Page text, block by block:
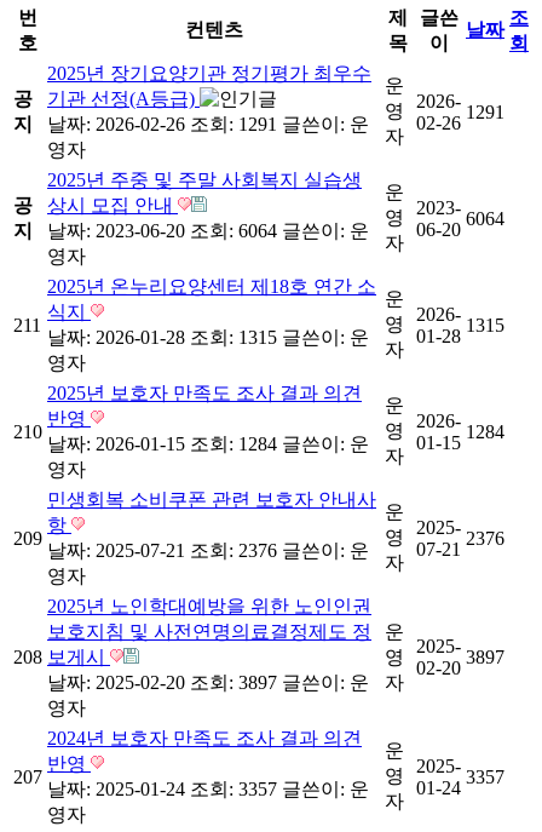
번
호
컨텐츠
제
목
글쓴
이
날짜
조
회
공
지
2025년 장기요양기관 정기평가 최우수
기관 선정(A등급)
날짜: 2026-02-26 조회: 1291 글쓴이: 운
영자
운
영
자
2026-
02-26
1291
공
지
2025년 주중 및 주말 사회복지 실습생
상시 모집 안내
날짜: 2023-06-20 조회: 6064 글쓴이: 운
영자
운
영
자
2023-
06-20
6064
211
2025년 온누리요양센터 제18호 연간 소
식지
날짜: 2026-01-28 조회: 1315 글쓴이: 운
영자
운
영
자
2026-
01-28
1315
210
2025년 보호자 만족도 조사 결과 의견
반영
날짜: 2026-01-15 조회: 1284 글쓴이: 운
영자
운
영
자
2026-
01-15
1284
209
민생회복 소비쿠폰 관련 보호자 안내사
항
날짜: 2025-07-21 조회: 2376 글쓴이: 운
영자
운
영
자
2025-
07-21
2376
208
2025년 노인학대예방을 위한 노인인권
보호지침 및 사전연명의료결정제도 정
보게시
날짜: 2025-02-20 조회: 3897 글쓴이: 운
영자
운
영
자
2025-
02-20
3897
207
2024년 보호자 만족도 조사 결과 의견
반영
날짜: 2025-01-24 조회: 3357 글쓴이: 운
영자
운
영
자
2025-
01-24
3357